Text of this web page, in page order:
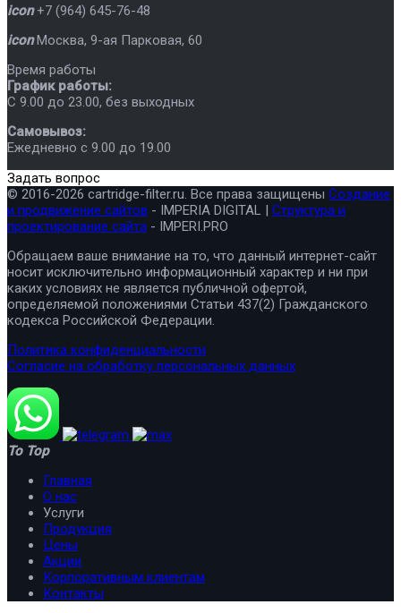
icon +7 (964) 645-76-48
icon Москва, 9-ая Парковая, 60
Время работы
График работы:
C 9.00 до 23.00, без выходных
Самовывоз:
Ежедневно с 9.00 до 19.00
Задать вопрос
© 2016-2026 cartridge-filter.ru. Все права защищены Создание
и продвижение сайтов - IMPERIA DIGITAL | Структура и
проектирование сайта - IMPERI.PRO
Обращаем ваше внимание на то, что данный интернет-сайт
носит исключительно информационный характер и ни при
каких условиях не является публичной офертой,
определяемой положениями Статьи 437(2) Гражданского
кодекса Российской Федерации.
Политика конфиденциальности
Согласие на обработку персональных данных
To Top
Главная
О нас
Услуги
Продукция
Цены
Акции
Корпоративным клиентам
Контакты